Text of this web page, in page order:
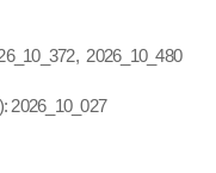
2026_10_480
2026_10_027